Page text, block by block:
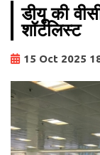
डीयू की
शॉर्टलिस्ट
15 Oct 2025